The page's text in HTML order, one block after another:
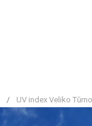
/ UV index Veliko